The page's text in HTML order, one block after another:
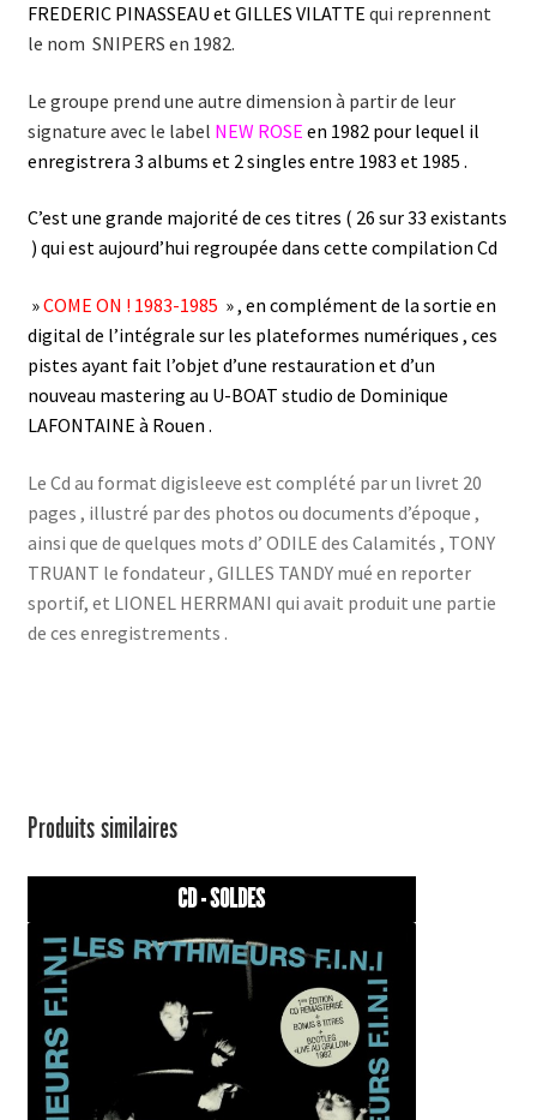
FREDERIC PINASSEAU et GILLES VILATTE qui reprennent
le nom SNIPERS en 1982.
Le groupe prend une autre dimension à partir de leur
signature avec le label NEW ROSE en 1982 pour lequel il
enregistrera 3 albums et 2 singles entre 1983 et 1985 .
C’est une grande majorité de ces titres ( 26 sur 33 existants
) qui est aujourd’hui regroupée dans cette compilation Cd
»COME ON ! 1983-1985 » , en complément de la sortie en
digital de l’intégrale sur les plateformes numériques , ces
pistes ayant fait l’objet d’une restauration et d’un
nouveau mastering au U-BOAT studio de Dominique
LAFONTAINE à Rouen .
Le Cd au format digisleeve est complété par un livret 20
pages , illustré par des photos ou documents d’époque ,
ainsi que de quelques mots d’ ODILE des Calamités , TONY
TRUANT le fondateur , GILLES TANDY mué en reporter
sportif, et LIONEL HERRMANI qui avait produit une partie
de ces enregistrements .
Produits similaires
CD - SOLDES